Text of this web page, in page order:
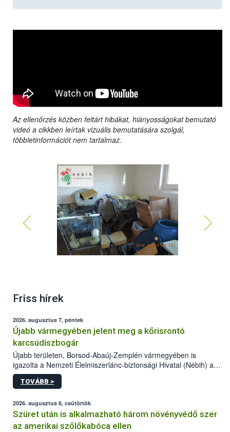
Az ellenőrzés közben feltárt hibákat, hiányosságokat bemutató
videó a cikkben leírtak vizuális bemutatására szolgál,
többletinformációt nem tartalmaz.
Friss hírek
2026. augusztus 7, péntek
Újabb vármegyében jelent meg a kőrisrontó
karcsúdíszbogár
Újabb területen, Borsod-Abaúj-Zemplén vármegyében is
igazolta a Nemzeti Élelmiszerlánc-biztonsági Hivatal (Nébih) a
kőrisrontó karcsúdíszbogár (Agrilus planipennis) jelenlétét. A
kártevőt nem csak színcsapdában találták meg, de már fertőzött
az intenzív felderítést, emellett az intézkedéseket a szlovák
hatósággal is összehangolják a terjedés megállítása érdekében.
TOVÁBB >
2026. augusztus 6, csütörtök
Szüret után is alkalmazható három növényvédő szer
az amerikai szőlőkabóca ellen